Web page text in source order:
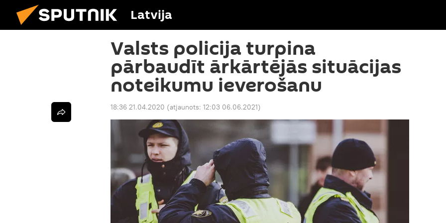
Latvija
Valsts policija turpina
pārbaudīt ārkārtējās situācijas
noteikumu ieverošanu
18:36 21.04.2020 (atjaunots: 12:03 06.06.2021)